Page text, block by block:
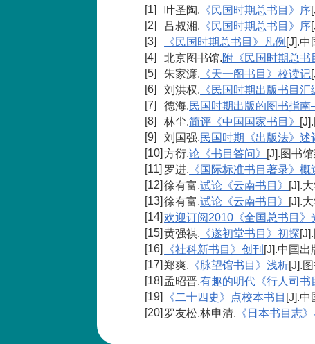
[1]
叶圣陶. 《民国时期总书目》序
[2]
吕叔湘. 《民国时期总书目》序
[3]
《民国时期总书目》凡例 [J].中
[4]
北京图书馆.附《民国时期总书
[5]
朱家濂. 《天一阁书目》校读记
[6]
刘洪权. 《民国时期出版书目
[7]
德海.民国时期出版的图书指
[8]
林尘.简评《中国国家书目》
[9]
刘国强.民国时期《出版法》述
[10] 方衍.论《书目答问》
[J].图书
[11] 罗进. 《国际标准书目著录》概
[12] 徐有富.试论《云南书目》
[J].
[13] 徐有富.试论《云南书目》
[J].
[14] 欢迎订阅2010《全国总书目》
[15] 黄强祺. 《遂初堂书目》初探
[16]
《社科新书目》创刊 [J].中国出
[17] 郑爽. 《脉望馆书目》浅析[J].
[18] 孟昭晋.有趣的明代《行人司书
[19]
《二十四史》点校本书目 [J].中
[20] 罗友松,林申清. 《日本书目志